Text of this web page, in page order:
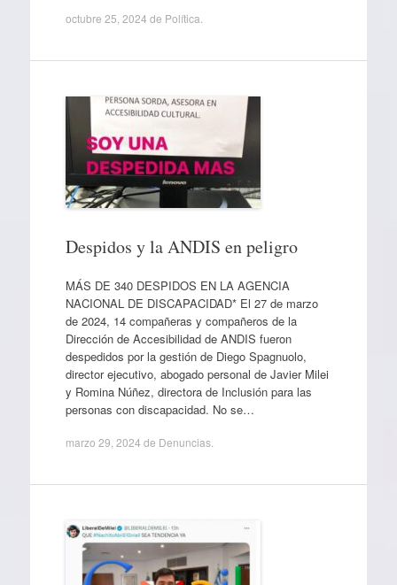
octubre 25, 2024 de Política
Despidos y la ANDIS en peligro
MÁS DE 340 DESPIDOS EN LA AGENCIA
NACIONAL DE DISCAPACIDAD* El 27 de marzo
de 2024, 14 compañeras y compañeros de la
Dirección de Accesibilidad de ANDIS fueron
despedidos por la gestión de Diego Spagnuolo,
director ejecutivo, abogado personal de Javier Milei
y Romina Núñez, directora de Inclusión para las
personas con discapacidad. No se…
marzo 29, 2024 de Denuncias.